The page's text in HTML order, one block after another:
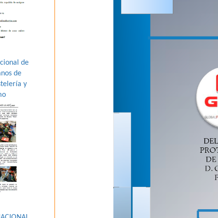
de
de
y